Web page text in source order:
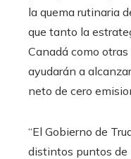
la quema rutinaria
que tanto la
Canadá como
ayudarán a
neto de cero
“El Gobierno de
distintos puntos de